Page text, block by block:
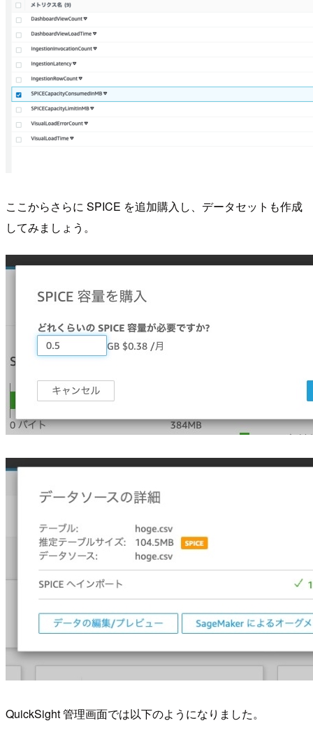
ここからさらに SPICE を追加購入し、データセットも作成
してみましょう。
QuickSight 管理画面では以下のようになりました。